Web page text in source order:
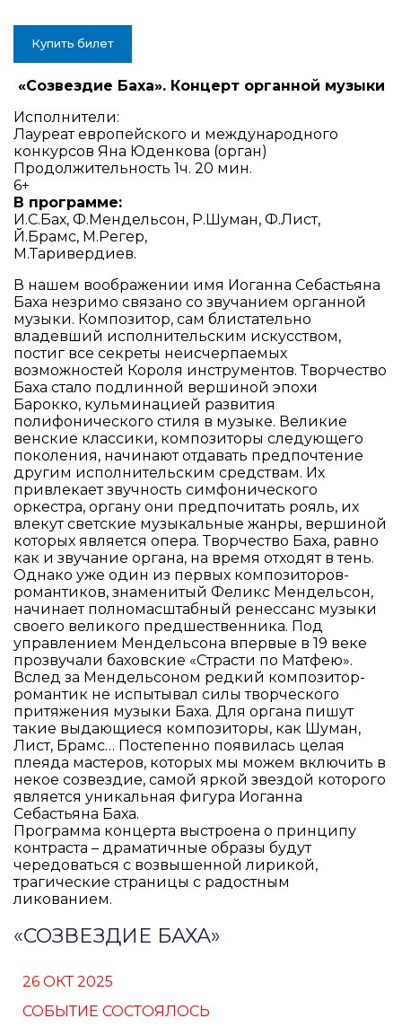
Купить билет
«Созвездие Баха». Концерт органной музыки
Исполнители:
Лауреат европейского и международного
конкурсов Яна Юденкова (орган)
Продолжительность 1ч. 20 мин.
6+
В программе:
И.С.Бах, Ф.Мендельсон, Р.Шуман, Ф.Лист,
Й.Брамс, М.Регер,
М.Таривердиев.
В нашем воображении имя Иоганна Себастьяна
Баха незримо связано со звучанием органной
музыки. Композитор, сам блистательно
владевший исполнительским искусством,
постиг все секреты неисчерпаемых
возможностей Короля инструментов. Творчество
Баха стало подлинной вершиной эпохи
Барокко, кульминацией развития
полифонического стиля в музыке. Великие
венские классики, композиторы следующего
поколения, начинают отдавать предпочтение
другим исполнительским средствам. Их
привлекает звучность симфонического
оркестра, органу они предпочитать рояль, их
влекут светские музыкальные жанры, вершиной
которых является опера. Творчество Баха, равно
как и звучание органа, на время отходят в тень.
Однако уже один из первых композиторов-
романтиков, знаменитый Феликс Мендельсон,
начинает полномасштабный ренессанс музыки
своего великого предшественника. Под
управлением Мендельсона впервые в 19 веке
прозвучали баховские «Страсти по Матфею».
Вслед за Мендельсоном редкий композитор-
романтик не испытывал силы творческого
притяжения музыки Баха. Для органа пишут
такие выдающиеся композиторы, как Шуман,
Лист, Брамс… Постепенно появилась целая
плеяда мастеров, которых мы можем включить в
некое созвездие, самой яркой звездой которого
является уникальная фигура Иоганна
Себастьяна Баха.
Программа концерта выстроена о принципу
контраста – драматичные образы будут
чередоваться с возвышенной лирикой,
трагические страницы с радостным
ликованием.
«СОЗВЕЗДИЕ БАХА»
26 ОКТ 2025
СОБЫТИЕ СОСТОЯЛОСЬ